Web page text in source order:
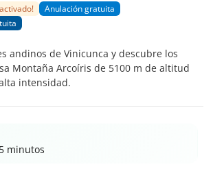
Anulación gratuita
andinos de Vinicunca y descubre los
Montaña Arcoíris de 5100 m de altitud
intensidad.
minutos